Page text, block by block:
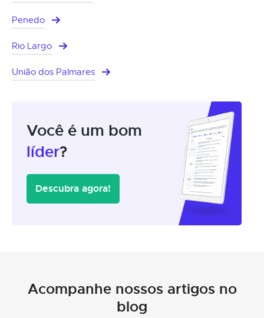
Penedo
Rio Largo
União dos Palmares
Você é um bom
líder?
Descubra agora!
Acompanhe nossos artigos no
blog